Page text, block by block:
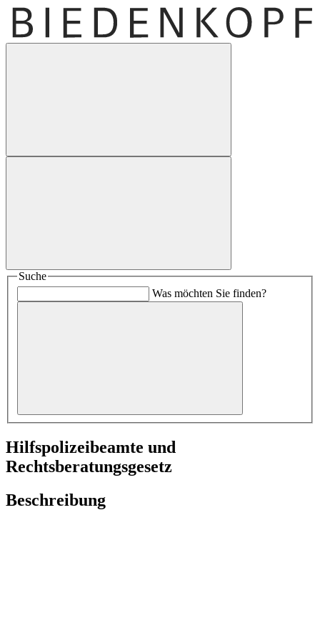
Suche
Was möchten Sie finden?
Hilfspolizeibeamte und
Rechtsberatungsgesetz
Beschreibung